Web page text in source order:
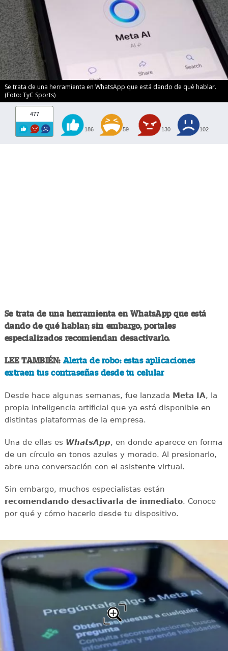
Se trata de una herramienta en WhatsApp que está dando de qué hablar.
(Foto: TyC Sports)
477
186 59 130 102
Se trata de una herramienta en WhatsApp que está
dando de qué hablar; sin embargo, portales
especializados recomiendan desactivarlo.
LEE TAMBIÉN: Alerta de robo: estas aplicaciones
extraen tus contraseñas desde tu celular
Desde hace algunas semanas, fue lanzada Meta IA, la
propia inteligencia artificial que ya está disponible en
distintas plataformas de la empresa.
Una de ellas es WhatsApp, en donde aparece en forma
de un círculo en tonos azules y morado. Al presionarlo,
abre una conversación con el asistente virtual.
Sin embargo, muchos especialistas están
recomendando desactivarla de inmediato. Conoce
por qué y cómo hacerlo desde tu dispositivo.